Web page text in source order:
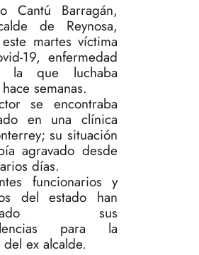
Cantú Barragán,
de Reynosa,
martes víctima
19, enfermedad
la que luchaba
semanas.
se encontraba
en una clínica
su situación
agravado desde
días.
funcionarios y
del estado han
sus
para la
ex alcalde.